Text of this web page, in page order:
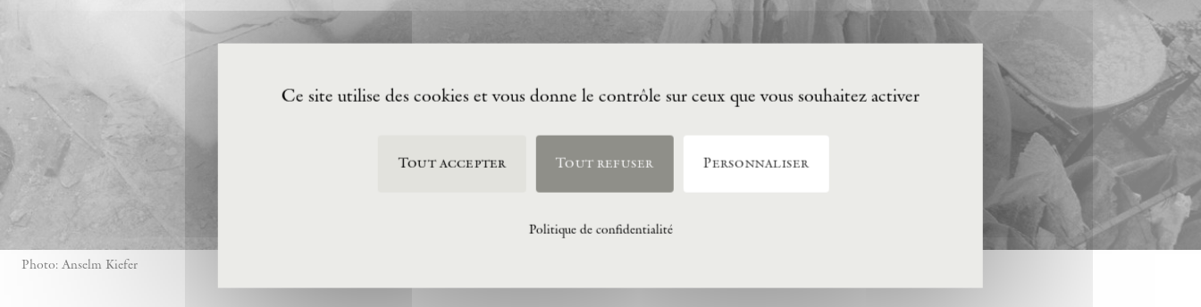
Photo: Anselm Kiefer
Ce site utilise des cookies et vous donne le contrôle sur ceux que vous souhaitez activer
Tout accepter Tout refuser Personnaliser
Politique de confidentialité